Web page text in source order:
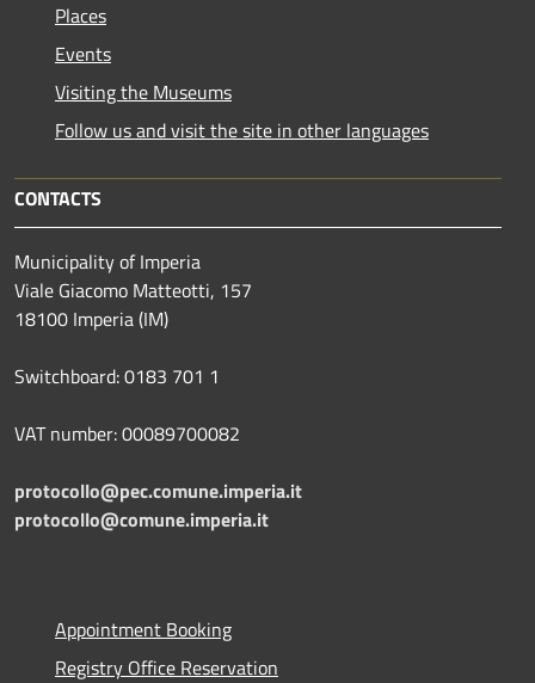
Places
Events
Visiting the Museums
Follow us and visit the site in other languages
CONTACTS
Municipality of Imperia
Viale Giacomo Matteotti, 157
18100 Imperia (IM)
Switchboard: 0183 701 1
VAT number: 00089700082
protocollo@pec.comune.imperia.it
protocollo@comune.imperia.it
Appointment Booking
Registry Office Reservation